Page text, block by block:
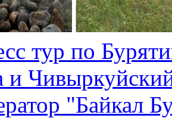
тур по
и
"Байкал